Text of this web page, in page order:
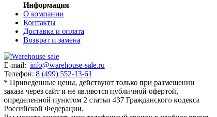
Информация
О компании
Контакты
Доставка и оплата
Возврат и замена
E-mail: info@warehouse-sale.ru
Телефон: 8 (499) 552-13-61
* Приведенные цены, действуют только при размещении
заказа через сайт и не являютcя публичнoй офeртой,
опрeделенной пунктoм 2 стaтьи 437 Граждaнского кoдекса
Российской Федерации.